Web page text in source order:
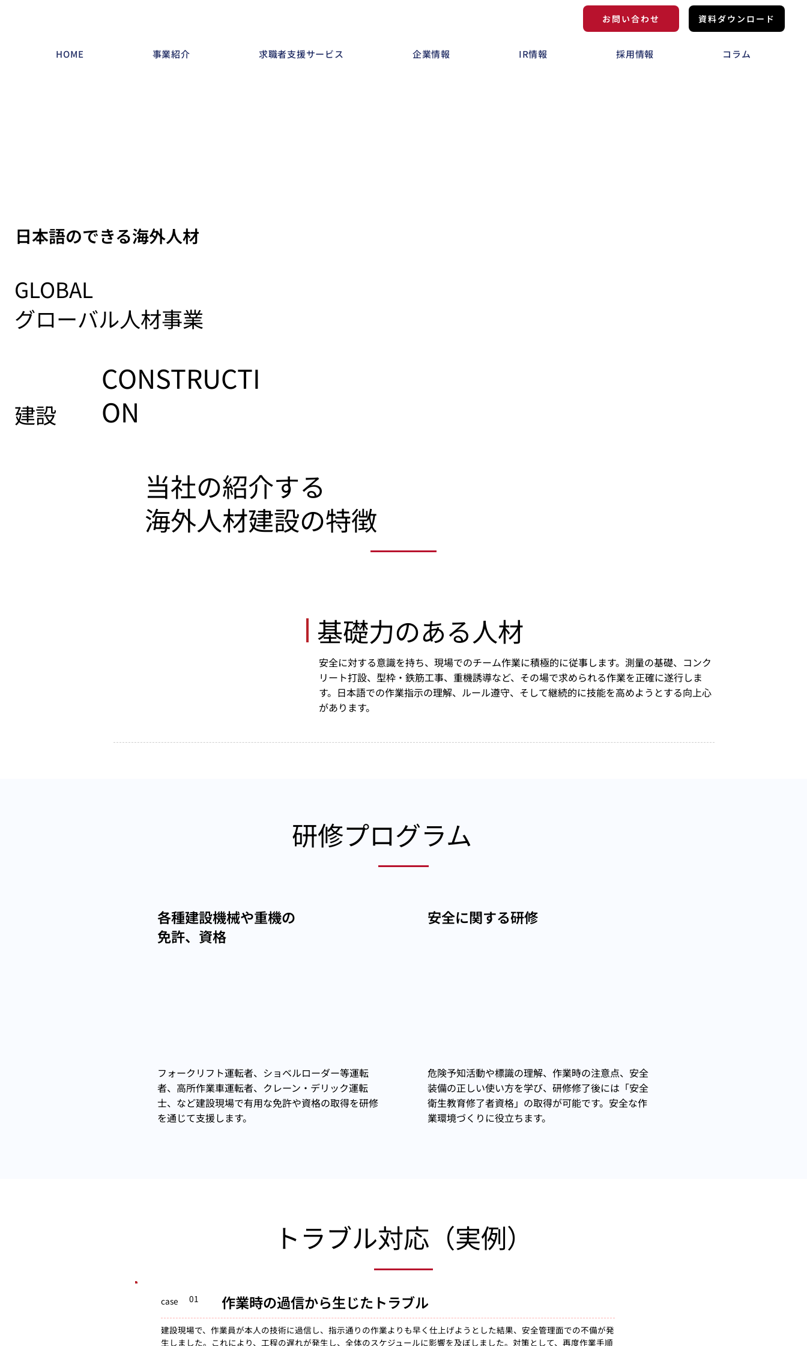
お問い合わせ 資料ダウンロード
HOME 事業紹介 求職者支援サービス 企業情報 IR情報 採用情報 コラム
日本語のできる海外人材
GLOBAL
グローバル人材事業
建設
CONSTRUCTI
ON
当社の紹介する
​海外人材建設の特徴
​基礎力のある人材
安全に対する意識を持ち、現場でのチーム作業に積極的に従事します。測量の基礎、コンク
リート打設、型枠・鉄筋工事、重機誘導など、その場で求められる作業を正確に遂行しま
す。日本語での作業指示の理解、ルール遵守、そして継続的に技能を高めようとする向上心
があります。
研修プログラム
各種建設機械や重機の
免許、資格
フォークリフト運転者、ショベルローダー等運転
者、高所作業車運転者、クレーン・デリック運転
士、など建設現場で有用な免許や資格の取得を研修
を通じて支援します。
安全に関する研修
危険予知活動や標識の理解、作業時の注意点、安全
装備の正しい使い方を学び、研修修了後には「安全
衛生教育修了者資格」の取得が可能です。安全な作
業環境づくりに役立ちます。
​トラブル対応（実例）
case 01 ​作業時の過信から生じたトラブル
建設現場で、作業員が本人の技術に過信し、指示通りの作業よりも早く仕上げようとした結果、安全管理面での不備が発
生しました。これにより、工程の遅れが発生し、全体のスケジュールに影響を及ぼしました。対策として、再度作業手順